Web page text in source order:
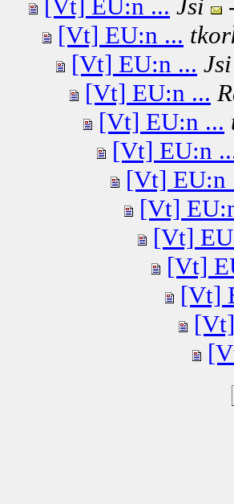
[Vt] EU:n ... Jsi
[Vt] EU:n ...
[Vt] EU:n ... Jsi
[Vt] EU:n ...
[Vt] EU:n ...
[Vt] EU:n
[Vt] EU:n
[Vt]
[Vt]
[Vt]
[Vt]